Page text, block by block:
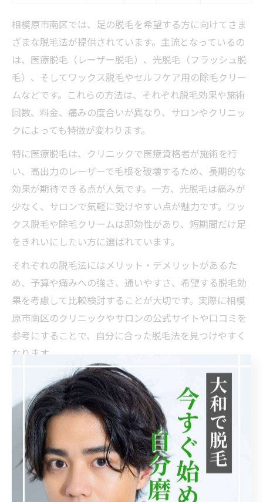
相模原市南区では、足の脱毛を希望する方に向けてさま
ざまな脱毛法が提供されています。主流となっているの
は、医療脱毛（レーザー脱毛）、光脱毛（フラッシュ脱
毛）、そしてワックス脱毛やセルフケア用の除毛クリー
ムなどです。これらの方法は、それぞれ脱毛効果や施術
回数、料金、痛みの度合いが異なり、サロンやクリニッ
クによっても特徴が変わります。
特に医療脱毛は、クリニックで医療資格者が施術を行
い、高出力のレーザーで毛根を破壊するため、長期的な
効果が期待できる点が人気です。一方、光脱毛は痛みが
少なく、サロンで気軽に受けやすい点が魅力です。ワッ
クス脱毛や除毛クリームは即効性があり、短期間だけ足
をきれいにしたい方に選ばれています。
それぞれの脱毛法にはメリット・デメリットがあるた
め、予算や痛みへの強さ、通いやすさ、希望する脱毛効
果を考慮して比較検討することが大切です。実際に相模
原市南区のクリニックやサロンの公式サイトや口コミを
参考にすることで、自分に合った脱毛法を見つけやすく
なります。
脱毛技術の進化で選択肢が広がる理由
最近の脱毛技術の進化により、相模原市南区でも多様な
施術が可能となり、選択肢が大きく広がっています。従
来のレーザー脱毛や光脱毛に加え、蓄熱式脱毛や痛みを
抑えた最新マシンなどが導入され、敏感肌の方や痛みに
弱い方にも対応しやすくなっています。